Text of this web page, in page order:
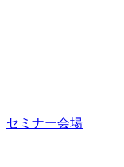
セミナー会場